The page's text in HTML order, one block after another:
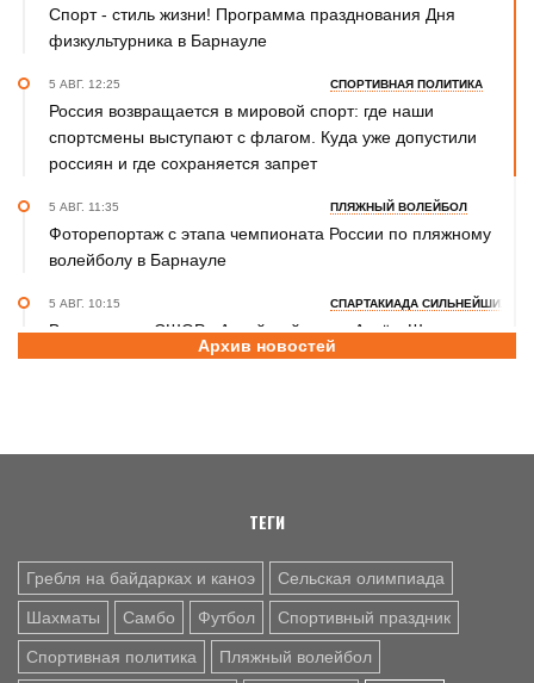
Спорт - стиль жизни! Программа празднования Дня
физкультурника в Барнауле
5 АВГ. 12:25 СПОРТИВНАЯ ПОЛИТИКА
Россия возвращается в мировой спорт: где наши
спортсмены выступают с флагом. Куда уже допустили
россиян и где сохраняется запрет
5 АВГ. 11:35 ПЛЯЖНЫЙ ВОЛЕЙБОЛ
Фоторепортаж с этапа чемпионата России по пляжному
волейболу в Барнауле
5 АВГ. 10:15 СПАРТАКИАДА СИЛЬНЕЙШИХ
Воспитанник СШОР «Алтайский ринг» Артём Шульц
принял участие в турнире по боксу в рамках Спартакиады
Елизавета Лаптева и Валерия Зиновьева – бронзовые
Архив новостей
ТЕГИ
Гребля на байдарках и каноэ Сельская олимпиада
Шахматы Самбо Футбол Спортивный праздник
Спортивная политика Пляжный волейбол